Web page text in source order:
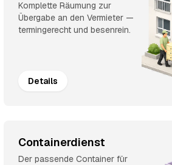
Komplette Räumung zur
Übergabe an den Vermieter —
termingerecht und besenrein.
Details
Containerdienst
Der passende Container für